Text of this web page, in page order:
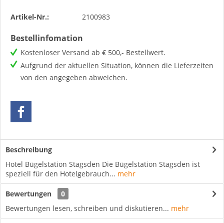
Artikel-Nr.: 2100983
Bestellinfomation
Kostenloser Versand ab € 500,- Bestellwert.
Aufgrund der aktuellen Situation, können die Lieferzeiten
von den angegeben abweichen.
Beschreibung
Hotel Bügelstation Stagsden Die Bügelstation Stagsden ist
speziell für den Hotelgebrauch... mehr
Bewertungen
0
Bewertungen lesen, schreiben und diskutieren... mehr